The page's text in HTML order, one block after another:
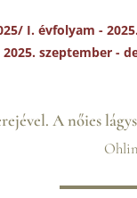
I. évfolyam -
szeptember -
A nőies